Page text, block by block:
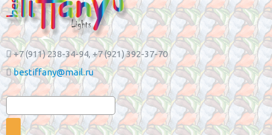
+7 (911) 238-34-94, +7 (921) 392-37-70
bestiffany@mail.ru